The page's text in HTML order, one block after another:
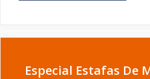
Especial Estafas De